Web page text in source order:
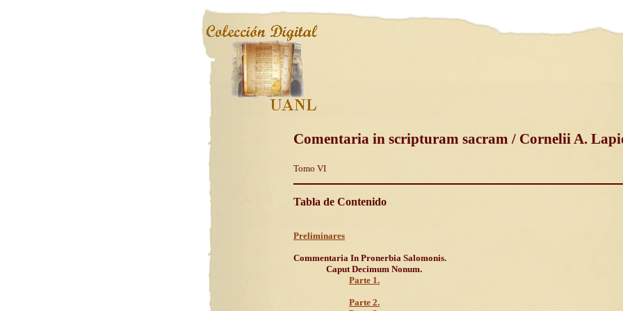
Comentaria in scripturam sacram / Cornelii A.
Tomo VI
Tabla de Contenido
Preliminares
Commentaria In Pronerbia Salomonis.
Caput Decimum Nonum.
Parte 1.
Parte 2.